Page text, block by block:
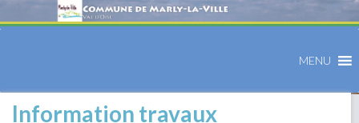
MENU
Information travaux